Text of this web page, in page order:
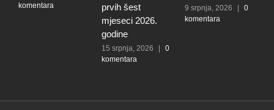
komentara
prvih šest
mjeseci 2026.
godine
15 srpnja, 2026
0
komentara
9 srpnja, 2026
0
komentara